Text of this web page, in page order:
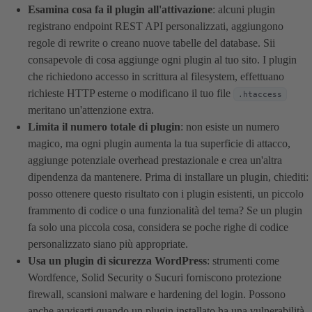
Esamina cosa fa il plugin all'attivazione: alcuni plugin
registrano endpoint REST API personalizzati, aggiungono
regole di rewrite o creano nuove tabelle del database. Sii
consapevole di cosa aggiunge ogni plugin al tuo sito. I plugin
che richiedono accesso in scrittura al filesystem, effettuano
richieste HTTP esterne o modificano il tuo file
.htaccess
meritano un'attenzione extra.
Limita il numero totale di plugin: non esiste un numero
magico, ma ogni plugin aumenta la tua superficie di attacco,
aggiunge potenziale overhead prestazionale e crea un'altra
dipendenza da mantenere. Prima di installare un plugin, chiediti:
posso ottenere questo risultato con i plugin esistenti, un piccolo
frammento di codice o una funzionalità del tema? Se un plugin
fa solo una piccola cosa, considera se poche righe di codice
personalizzato siano più appropriate.
Usa un plugin di sicurezza WordPress: strumenti come
Wordfence, Solid Security o Sucuri forniscono protezione
firewall, scansioni malware e hardening del login. Possono